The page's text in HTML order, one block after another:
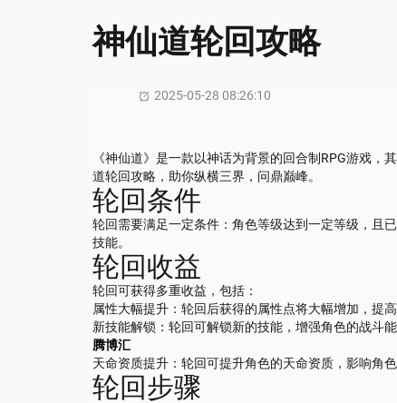
神仙道轮回攻略
2025-05-28 08:26:10
《神仙道》是一款以神话为背景的回合制RPG游戏
道轮回攻略，助你纵横三界，问鼎巅峰。
轮回条件
轮回需要满足一定条件：角色等级达到一定等级，且
技能。
轮回收益
轮回可获得多重收益，包括：
属性大幅提升：轮回后获得的属性点将大幅增加，提高
新技能解锁：轮回可解锁新的技能，增强角色的战斗能
腾博汇
天命资质提升：轮回可提升角色的天命资质，影响角色
轮回步骤